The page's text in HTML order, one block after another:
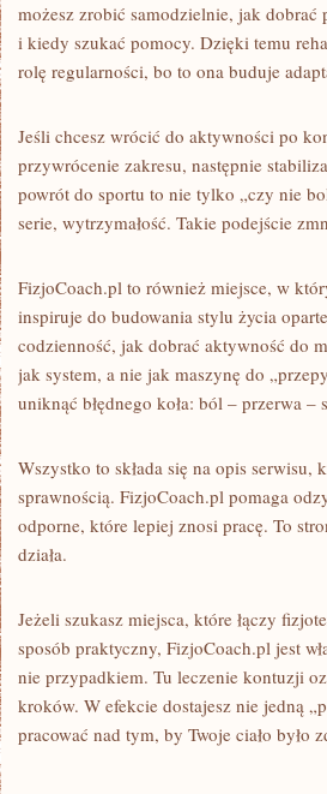
możesz zrobić samodzielnie, jak
i kiedy szukać pomocy. Dzięki temu
rolę regularności, bo to ona buduje
Jeśli chcesz wrócić do aktywności po
przywrócenie zakresu, następnie
powrót do sportu to nie tylko „czy nie
serie, wytrzymałość. Takie podejście
FizjoCoach.pl to również miejsce, w
inspiruje do budowania stylu życia
codzienność, jak dobrać aktywność do
jak system, a nie jak maszynę do
uniknąć błędnego koła: ból – przerwa
Wszystko to składa się na opis
sprawnością. FizjoCoach.pl pomaga
odporne, które lepiej znosi pracę. To
działa.
Jeżeli szukasz miejsca, które łączy
sposób praktyczny, FizjoCoach.pl jest
nie przypadkiem. Tu leczenie kontuzji
kroków. W efekcie dostajesz nie jedną
pracować nad tym, by Twoje ciało było